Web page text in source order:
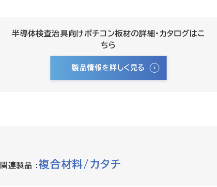
半導体検査治具向けポチコン板材の詳細・カタログはこ
ちら
製品情報を詳しく見る
関連製品 :複合材料/カタチ